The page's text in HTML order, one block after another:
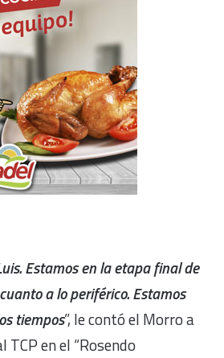
Estamos en la etapa final de
a lo periférico. Estamos
tiempos”, le contó el Morro a
TCP en el “Rosendo